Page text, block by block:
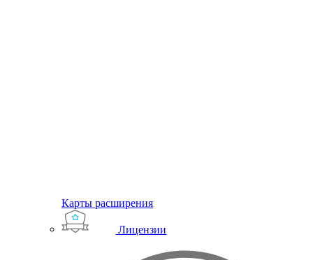
Карты расширения
Лицензии